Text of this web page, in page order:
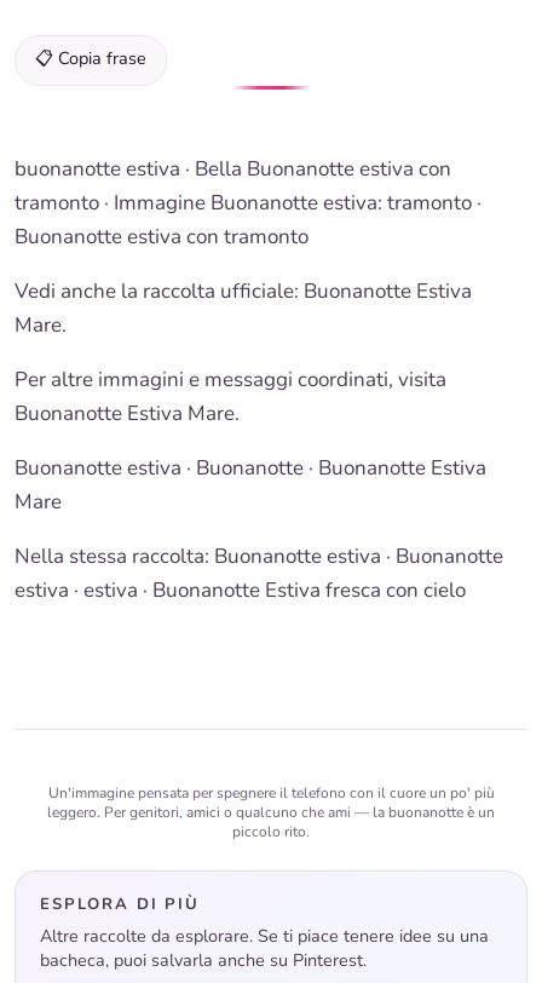
📋 Copia frase
buonanotte estiva · Bella Buonanotte estiva con
tramonto · Immagine Buonanotte estiva: tramonto ·
Buonanotteestiva con tramonto
Vedi anche la raccolta ufficiale: Buonanotte Estiva
Mare.
Per altre immagini e messaggi coordinati, visita
Buonanotte Estiva Mare.
Buonanotte estiva · Buonanotte · Buonanotte Estiva
Mare
Nella stessa raccolta: Buonanotte estiva · Buonanotte
estiva · estiva · Buonanotte Estiva fresca con cielo
Un'immagine pensata per spegnere il telefono con il cuore un po' più
leggero. Per genitori, amici o qualcuno che ami — la buonanotte è un
piccolo rito.
ESPLORA DI PIÙ
Altre raccolte da esplorare. Se ti piace tenere idee su una
bacheca, puoi salvarla anche su Pinterest.